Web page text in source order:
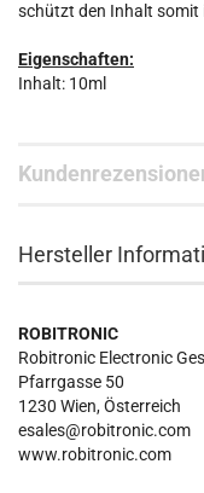
schützt den Inhalt somit
Eigenschaften:
Inhalt: 10ml
Hersteller
ROBITRONIC
Robitronic Electronic
Pfarrgasse 50
1230 Wien, Österreich
esales@robitronic.com
www.robitronic.com